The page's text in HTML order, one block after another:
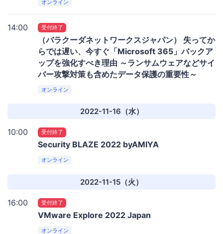
オンライン
14:00 受付終了
（バラクーダネットワークスジャパン） 失ってか
らでは遅い、今すぐ「Microsoft 365」バックア
ップを強化すべき理由 ～ランサムウェアなどサイ
バー攻撃対策も含めたデータ保護の重要性～
オンライン
2022-11-16（水）
10:00 受付終了
Security BLAZE 2022 byAMIYA
オンライン
2022-11-15（火）
16:00 受付終了
VMware Explore 2022 Japan
オンライン